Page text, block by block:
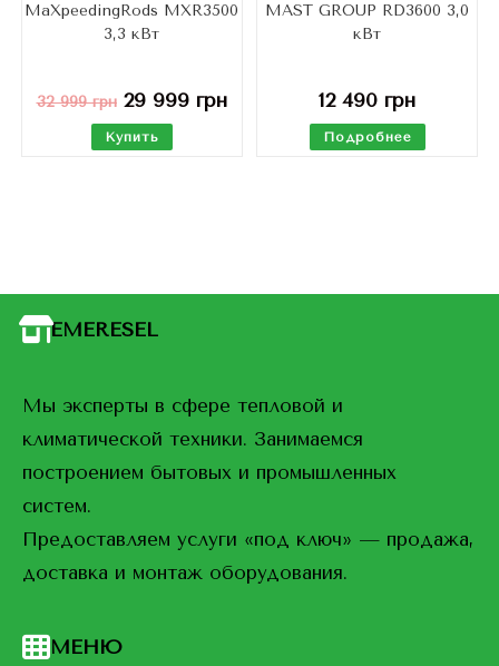
4.76из 5
MaXpeedingRods MXR3500
3,3 кВт
32 999грн 29 999грн
Купить
5.00из 5
MAST GROUP RD3600 3,0
кВт
12 490 грн
Подробнее
EMERESEL
Мы эксперты в сфере тепловой и
климатической техники. Занимаемся
построением бытовых и промышленных
систем.
Предоставляем услуги «под ключ» — продажа,
доставка и монтаж оборудования.
МЕНЮ